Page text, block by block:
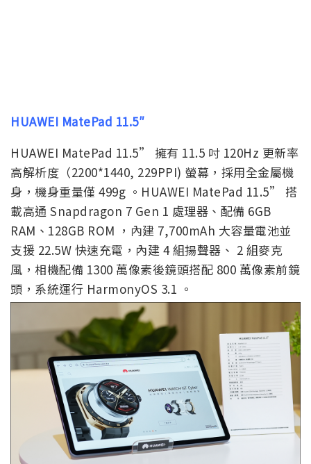
HUAWEI MatePad 11.5″
HUAWEI MatePad 11.5” 擁有 11.5 吋 120Hz 更新率
高解析度（2200*1440, 229PPI) 螢幕，採用全金屬機
身，機身重量僅 499g 。HUAWEI MatePad 11.5” 搭
載高通 Snapdragon 7 Gen 1 處理器、配備 6GB
RAM、128GB ROM ，內建 7,700mAh 大容量電池並
支援 22.5W 快速充電，內建 4 組揚聲器、 2 組麥克
風，相機配備 1300 萬像素後鏡頭搭配 800 萬像素前鏡
頭，系統運行 HarmonyOS 3.1 。